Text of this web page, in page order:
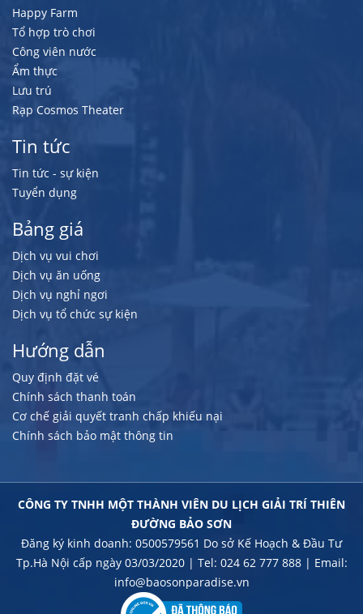
Happy Farm
Tổ hợp trò chơi
Công viên nước
Ẩm thực
Lưu trú
Rạp Cosmos Theater
Tin tức
Tin tức - sự kiện
Tuyển dụng
Bảng giá
Dịch vụ vui chơi
Dịch vụ ăn uống
Dịch vụ nghỉ ngơi
Dịch vụ tổ chức sự kiện
Hướng dẫn
Quy định đặt vé
Chính sách thanh toán
Cơ chế giải quyết tranh chấp khiếu nại
Chính sách bảo mật thông tin
CÔNG TY TNHH MỘT THÀNH VIÊN DU LỊCH GIẢI TRÍ THIÊN
ĐƯỜNG BẢO SƠN
Đăng ký kinh doanh: 0500579561 Do sở Kế Hoạch & Đầu Tư
Tp.Hà Nội cấp ngày 03/03/2020 | Tel: 024 62 777 888 | Email:
info@baosonparadise.vn